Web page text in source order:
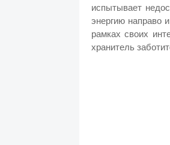
испытывает
энергию направо
рамках своих
хранитель